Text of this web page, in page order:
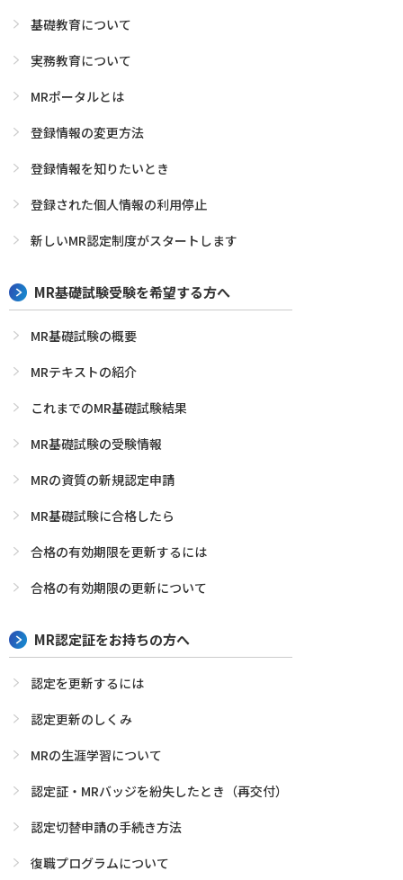
基礎教育について
実務教育について
MRポータルとは
登録情報の変更方法
登録情報を知りたいとき
登録された個人情報の利用停止
新しいMR認定制度がスタートします
MR基礎試験受験を希望する方へ
MR基礎試験の概要
MRテキストの紹介
これまでのMR基礎試験結果
MR基礎試験の受験情報
MRの資質の新規認定申請
MR基礎試験に合格したら
合格の有効期限を更新するには
合格の有効期限の更新について
MR認定証をお持ちの方へ
認定を更新するには
認定更新のしくみ
MRの生涯学習について
認定証・MRバッジを紛失したとき（再交付）
認定切替申請の手続き方法
復職プログラムについて